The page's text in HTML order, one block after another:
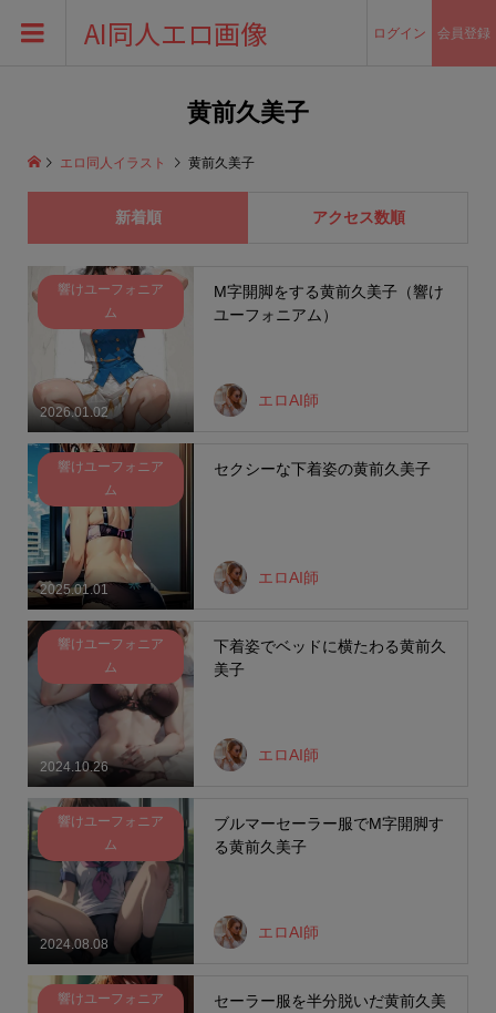
AI同人エロ画像 ログイン 会員登録
黄前久美子
エロ同人イラスト 黄前久美子
新着順 アクセス数順
2026.01.02
響けユーフォニア
ム
M字開脚をする黄前久美子（響け
ユーフォニアム）
エロAI師
2025.01.01
響けユーフォニア
ム
セクシーな下着姿の黄前久美子
エロAI師
2024.10.26
響けユーフォニア
ム
下着姿でベッドに横たわる黄前久
美子
エロAI師
2024.08.08
響けユーフォニア
ム
ブルマーセーラー服でM字開脚す
る黄前久美子
エロAI師
響けユーフォニア
セーラー服を半分脱いだ黄前久美